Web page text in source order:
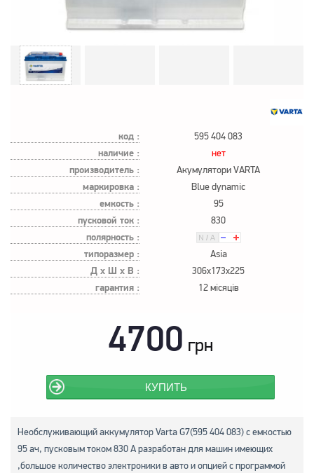
код : 595 404 083
наличие : нет
производитель : Акумулятори VARTA
маркировка : Blue dynamic
емкость : 95
пусковой ток : 830
полярность :
типоразмер :
Asia
Д х Ш х В : 306x173x225
гарантия : 12 місяців
4700 грн
КУПИТЬ
Необслуживающий аккумулятор Varta G7(595 404 083) с емкостью
95 ач, пусковым током 830 А разработан для машин имеющих
,большое количество электроники в авто и опцией с программой